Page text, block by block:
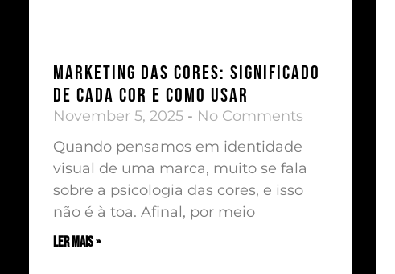
Marketing das Cores: Significado
de cada cor e como usar
November 5, 2025
No Comments
Quando pensamos em identidade
visual de uma marca, muito se fala
sobre a psicologia das cores, e isso
não é à toa. Afinal, por meio
ler mais »